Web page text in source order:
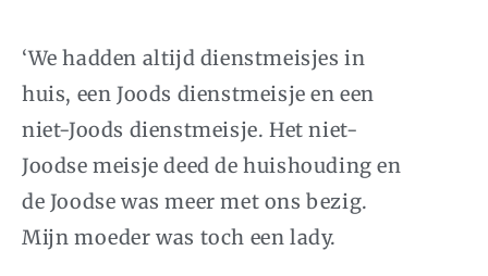
‘We hadden altijd dienstmeisjes in
huis, een Joods dienstmeisje en een
niet-Joods dienstmeisje. Het niet-
Joodse meisje deed de huishouding en
de Joodse was meer met ons bezig.
Mijn moeder was toch een lady.